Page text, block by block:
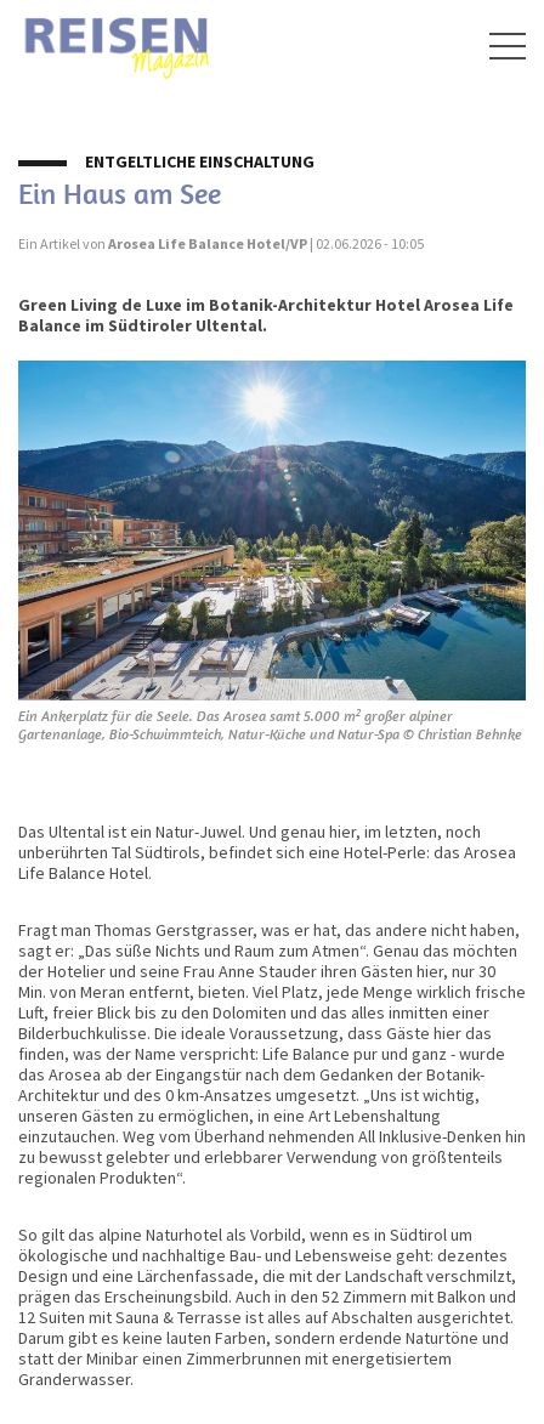
ENTGELTLICHE EINSCHALTUNG
Ein Haus am See
Ein Artikel von Arosea Life Balance Hotel/VP | 02.06.2026 - 10:05
Green Living de Luxe im Botanik-Architektur Hotel Arosea Life
Balance im Südtiroler Ultental.
Ein Ankerplatz für die Seele. Das Arosea samt 5.000 m2 großer alpiner
Gartenanlage, Bio-Schwimmteich, Natur-Küche und Natur-Spa © Christian Behnke
Das Ultental ist ein Natur-Juwel. Und genau hier, im letzten, noch
unberührten Tal Südtirols, befindet sich eine Hotel-Perle: das Arosea
Life Balance Hotel.
Fragt man Thomas Gerstgrasser, was er hat, das andere nicht haben,
sagt er: „Das süße Nichts und Raum zum Atmen“. Genau das möchten
der Hotelier und seine Frau Anne Stauder ihren Gästen hier, nur 30
Min. von Meran entfernt, bieten. Viel Platz, jede Menge wirklich frische
Luft, freier Blick bis zu den Dolomiten und das alles inmitten einer
Bilderbuchkulisse. Die ideale Voraussetzung, dass Gäste hier das
finden, was der Name verspricht: Life Balance pur und ganz - wurde
das Arosea ab der Eingangstür nach dem Gedanken der Botanik-
Architektur und des 0 km-Ansatzes umgesetzt. „Uns ist wichtig,
unseren Gästen zu ermöglichen, in eine Art Lebenshaltung
einzutauchen. Weg vom Überhand nehmenden All Inklusive-Denken hin
zu bewusst gelebter und erlebbarer Verwendung von größtenteils
regionalen Produkten“.
So gilt das alpine Naturhotel als Vorbild, wenn es in Südtirol um
ökologische und nachhaltige Bau- und Lebensweise geht: dezentes
Design und eine Lärchenfassade, die mit der Landschaft verschmilzt,
prägen das Erscheinungsbild. Auch in den 52 Zimmern mit Balkon und
12 Suiten mit Sauna & Terrasse ist alles auf Abschalten ausgerichtet.
Darum gibt es keine lauten Farben, sondern erdende Naturtöne und
statt der Minibar einen Zimmerbrunnen mit energetisiertem
Granderwasser.